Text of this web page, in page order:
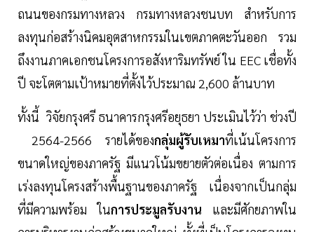
ถนนของกรมทางหลวง กรมทางหลวงชนบท สำหรับการ
ลงทุนก่อสร้างนิคมอุตสาหกรรมในเขตภาคตะวันออก รวม
ถึงงานภาคเอกชนโครงการอสังหาริมทรัพย์ ใน EEC เชื่อทั้ง
ปี จะโตตามเป้าหมายที่ตั้งไว้ประมาณ 2,600 ล้านบาท
ทั้งนี้ วิจัยกรุงศรี ธนาคารกรุงศรีอยุธยา ประเมินไว้ว่า ช่วงปี
2564-2566 รายได้ของกลุ่มผู้รับเหมาที่เน้นโครงการ
ขนาดใหญ่ของภาครัฐ มีแนวโน้มขยายตัวต่อเนื่อง ตามการ
เร่งลงทุนโครงสร้างพื้นฐานของภาครัฐ เนื่องจากเป็นกลุ่ม
ที่มีความพร้อม ในการประมูลรับงาน และมีศักยภาพใน